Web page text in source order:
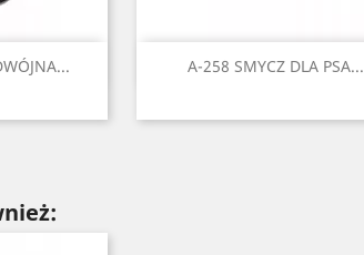
A-258 SMYCZ DLA PSA...
Szybki podgląd